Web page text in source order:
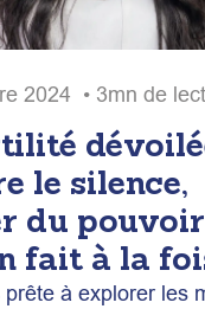
2024 • 3mn de
le silence,
du
fait à la
à explorer les